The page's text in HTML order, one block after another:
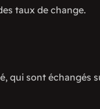
taux de change.
qui sont échangés